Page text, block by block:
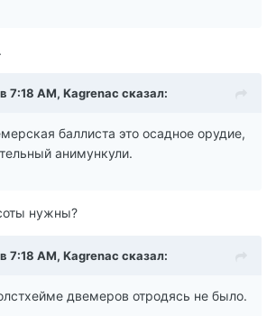
7:18 AM, Kagrenac сказал:
баллиста это осадное орудие,
анимункули.
нужны?
7:18 AM, Kagrenac сказал:
двемеров отродясь не было.